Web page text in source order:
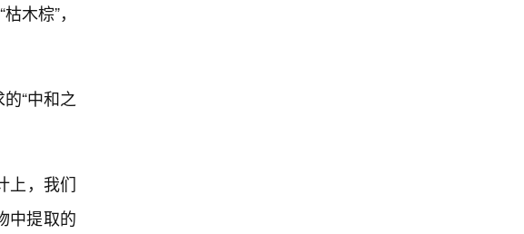
木棕”，
“中和之
上，我们
中提取的